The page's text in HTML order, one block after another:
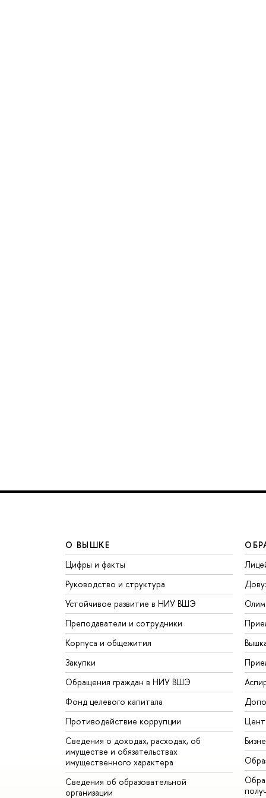
О ВЫШКЕ
Цифры и факты
Руководство и структура
Устойчивое развитие в НИУ ВШЭ
Преподаватели и сотрудники
Корпуса и общежития
Закупки
Обращения граждан в НИУ ВШЭ
Фонд целевого капитала
Противодействие коррупции
Сведения о доходах, расходах, об
имуществе и обязательствах
имущественного характера
Сведения об образовательной
организации